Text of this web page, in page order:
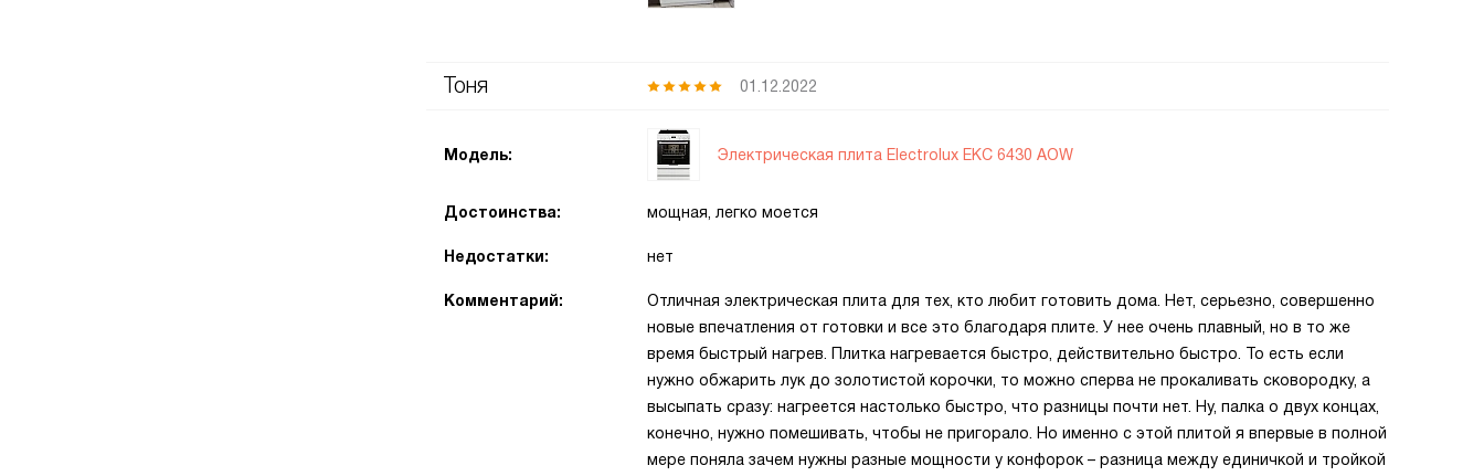
Тоня 01.12.2022
Модель: Электрическая плита Electrolux EKC 6430 AOW
Достоинства: мощная, легко моется
Недостатки: нет
Комментарий:
Отличная электрическая плита для тех, кто любит готовить дома. Нет, серьезно, совершенно
новые впечатления от готовки и все это благодаря плите. У нее очень плавный, но в то же
время быстрый нагрев. Плитка нагревается быстро, действительно быстро. То есть если
нужно обжарить лук до золотистой корочки, то можно сперва не прокаливать сковородку, а
высыпать сразу: нагреется настолько быстро, что разницы почти нет. Ну, палка о двух концах,
конечно, нужно помешивать, чтобы не пригорало. Но именно с этой плитой я впервые в полной
мере поняла зачем нужны разные мощности у конфорок – разница между единичкой и тройкой